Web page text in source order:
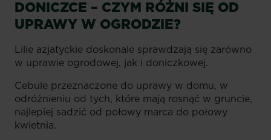
DONICZCE – CZYM RÓŻNI SIĘ OD
UPRAWY W OGRODZIE?
Lilie azjatyckie doskonale sprawdzają się zarówno
w uprawie ogrodowej, jak i doniczkowej.
Cebule przeznaczone do uprawy w domu, w
odróżnieniu od tych, które mają rosnąć w gruncie,
najlepiej sadzić od połowy marca do połowy
kwietnia.